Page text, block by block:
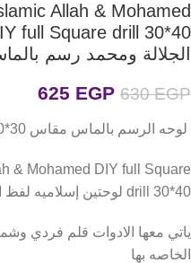
Allah & Mohamed
الجلالة ومحمد رسم
630EGP
625 EGP
لوحه الرسم بالماس مقاس 30*40 كامله
& Mohamed DIY full Square
drill 30*40 لوحتين إسلاميه لفظ الجلالة ومحمد رسم بالماس
ياتي معها الادوات قلم فردي
الخاصه بها